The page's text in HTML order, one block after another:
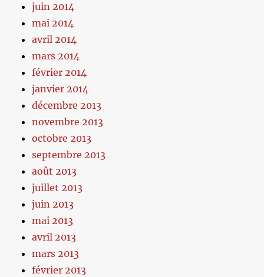
juin 2014
mai 2014
avril 2014
mars 2014
février 2014
janvier 2014
décembre 2013
novembre 2013
octobre 2013
septembre 2013
août 2013
juillet 2013
juin 2013
mai 2013
avril 2013
mars 2013
février 2013